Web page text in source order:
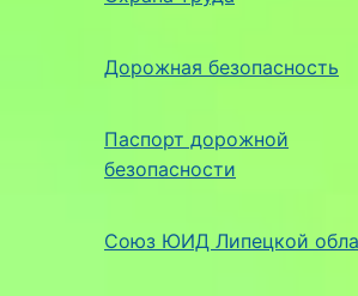
Дорожная безопасность
Паспорт дорожной
безопасности
Союз ЮИД Липецкой